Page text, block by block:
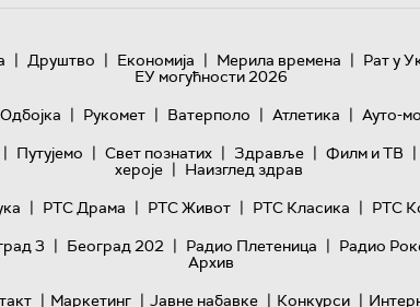
| Друштво | Економија | Мерила времена | Рат у
ЕУ могућности 2026
Одбојка | Рукомет | Ватерполо | Атлетика | Ауто-
| Путујемо | Свет познатих | Здравље | Филм и ТВ |
хероје | Наизглед здрав
| РТС Драма | РТС Живот | РТС Класика | РТС
3 | Београд 202 | Радио Плетеница | Радио
Архив
| Маркетинг | Јавне набавке | Конкурси |